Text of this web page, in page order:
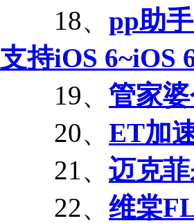
18、 pp助
支持iOS 6~iOS
19、 管家
20、 ET加
21、 迈克
22、 维棠